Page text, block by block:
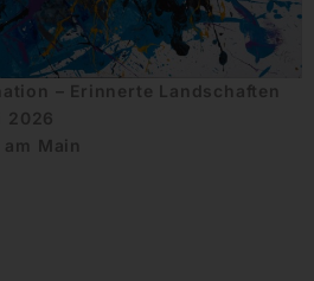
– Erinnerte Landschaften
2026
am Main